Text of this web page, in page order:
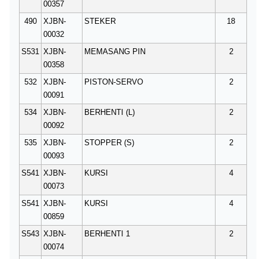
00357
490
XJBN-
00032
STEKER 18
S531 XJBN-
00358
MEMASANG PIN 2
532
XJBN-
00091
PISTON-SERVO 2
534
XJBN-
00092
BERHENTI (L) 2
535
XJBN-
00093
STOPPER (S) 2
S541 XJBN-
00073
KURSI 4
S541 XJBN-
00859
KURSI 4
S543 XJBN-
00074
BERHENTI 1 2